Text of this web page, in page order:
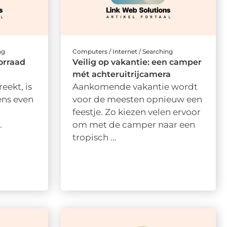
is
even
Computers / Internet / Searching
Veilig op vakantie: een camper
mét achteruitrijcamera
Aankomende vakantie wordt
voor de meesten opnieuw een
feestje. Zo kiezen velen ervoor
om met de camper naar een
tropisch ...